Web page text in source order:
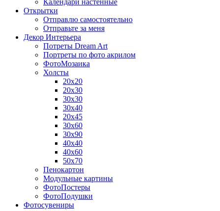
Открытки
Отправлю самостоятельно
Отправьте за меня
Декор Интерьера
Потреты Dream Art
Портреты по фото акрилом
ФотоМозаика
Холсты
20х20
20х30
30х30
30х40
20х45
30х60
30х90
40х40
40х60
50х70
Пенокартон
Модульные картины
ФотоПостеры
ФотоПодушки
Фотоcувениры